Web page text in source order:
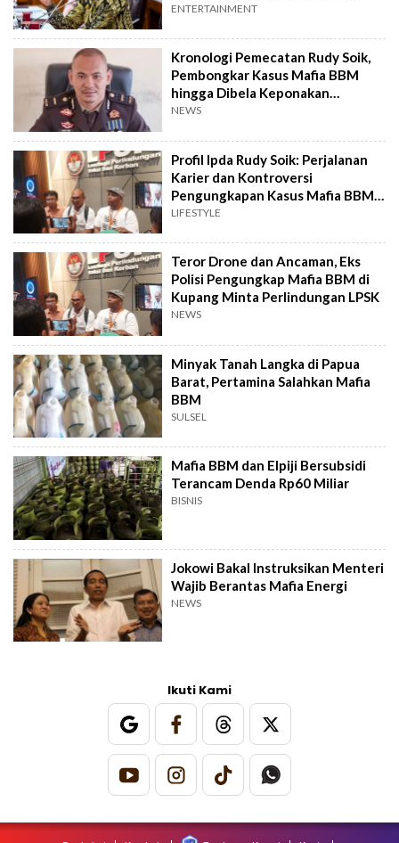
ENTERTAINMENT
Kronologi Pemecatan Rudy Soik,
Pembongkar Kasus Mafia BBM
hingga Dibela Keponakan
Prabowo
NEWS
Profil Ipda Rudy Soik: Perjalanan
Karier dan Kontroversi
Pengungkapan Kasus Mafia BBM
di NTT
LIFESTYLE
Teror Drone dan Ancaman, Eks
Polisi Pengungkap Mafia BBM di
Kupang Minta Perlindungan LPSK
NEWS
Minyak Tanah Langka di Papua
Barat, Pertamina Salahkan Mafia
BBM
SULSEL
Mafia BBM dan Elpiji Bersubsidi
Terancam Denda Rp60 Miliar
BISNIS
Jokowi Bakal Instruksikan Menteri
Wajib Berantas Mafia Energi
NEWS
Ikuti Kami